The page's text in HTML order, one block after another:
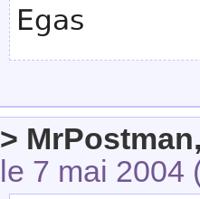
Egas
>
le 7 mai 2004